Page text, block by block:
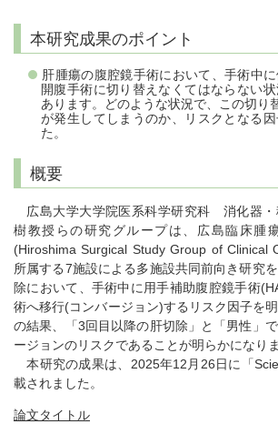
本研究成果のポイント
肝腫瘍の腹腔鏡手術において、手術中
開腹手術に切り替えなくてはならない
あります。どのような状況で、この切り
が発生してしまうのか、リスクとなる
た。
概要
広島大学大学院医系科学研究科 消化器・
樹教授らの研究グループは、広島臨床腫
(Hiroshima Surgical Study Group of Clinical
所属する7施設による多施設共同前向き研究
除において、手術中に用手補助腹腔鏡手術
術へ移行(コンバージョン)するリスク因子を
の結果、「3回目以降の肝切除」と「男性」
ージョンのリスクであることが明らかになりま
本研究の成果は、2025年12月26日に「
載されました。
論文タイトル